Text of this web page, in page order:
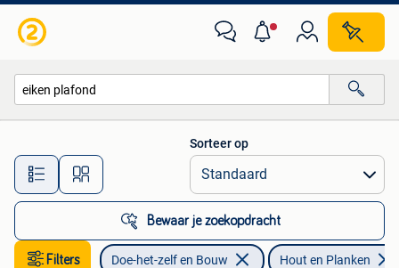
Alle afstanden…
Sorteer op
Bewaar je zoekopdracht
Filters Doe-het-zelf en Bouw Hout en Planken